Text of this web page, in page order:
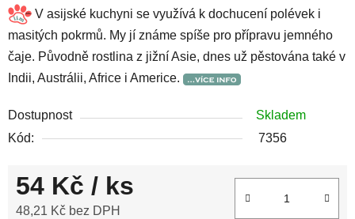
V asijské kuchyni se využívá k dochucení polévek i
masitých pokrmů. My jí známe spíše pro přípravu jemného
čaje. Původně rostlina z jižní Asie, dnes už pěstována také v
Indii, Austrálii, Africe i Americe.
Dostupnost
Skladem
Kód:
7356
54 Kč / ks
48,21 Kč bez DPH